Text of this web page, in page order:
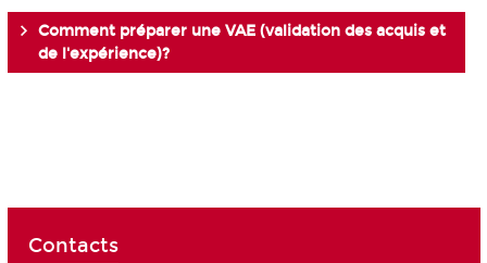
Comment préparer une VAE (validation des acquis et
de l'expérience)?
Contacts